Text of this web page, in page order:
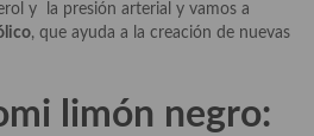
y la presión arterial y vamos a
, que ayuda a la creación de nuevas
limón negro: